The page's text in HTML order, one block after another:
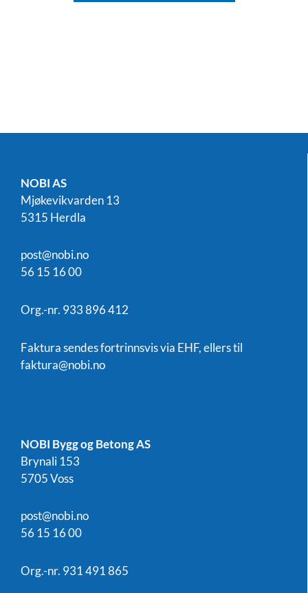
NOBI AS
Mjøkevikvarden 13
5315 Herdla
post@nobi.no
56 15 16 00
Org.-nr. 933 896 412
Faktura sendes fortrinnsvis via EHF, ellers til
faktura@nobi.no
NOBI Bygg og Betong AS
Brynali 153
5705 Voss
post@nobi.no
56 15 16 00
Org.-nr. 931 491 865